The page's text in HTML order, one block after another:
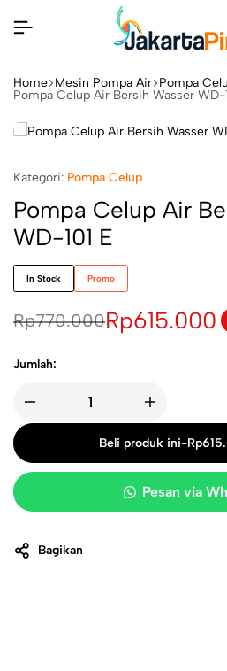
Home Mesin Pompa Air Pompa
Pompa Celup Air Bersih Wasser WD-
Kategori: Pompa Celup
Pompa Celup Air
WD-101 E
In Stock Promo
Rp770.000Rp615.000
Jumlah:
Beli produk ini-Rp
Pesan via
Bagikan